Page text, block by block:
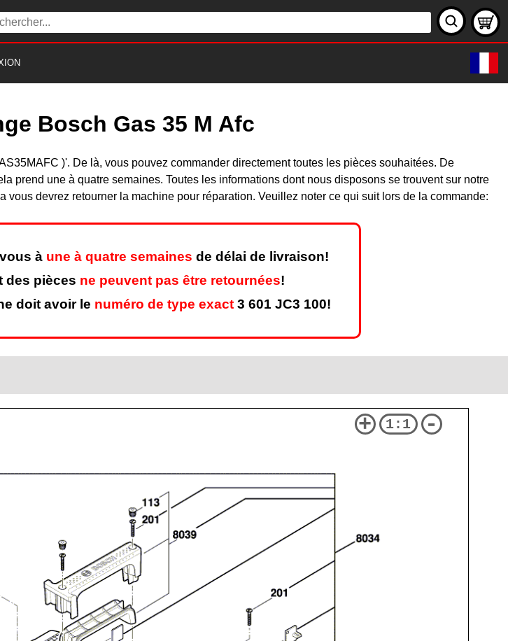
Bosch Gas 35 M Afc
)'. De là, vous pouvez commander directement toutes les pièces souhaitées. De
prend une à quatre semaines. Toutes les informations dont nous disposons se trouvent sur notre
devrez retourner la machine pour réparation. Veuillez noter ce qui suit lors de la commande:
à une à quatre semaines de délai de livraison!
des pièces ne peuvent pas être retournées!
doit avoir le numéro de type exact3 601 JC3 100!
+ 1:1 -